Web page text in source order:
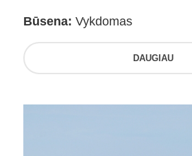
Būsena: Vykdomas
DAUGIAU